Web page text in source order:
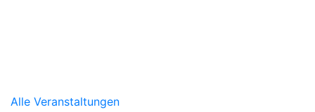
Alle Veranstaltungen